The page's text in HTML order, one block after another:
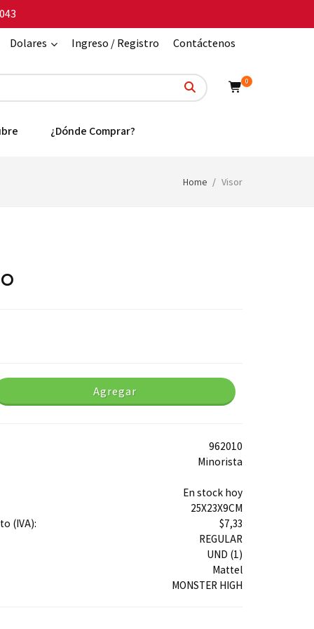
Dolares
Ingreso / Registro Contáctenos
0
¿Dónde Comprar?
Home Visor
Agregar
962010
Minorista
En stock hoy
25X23X9CM
(IVA):
$7,33
REGULAR
UND (1)
Mattel
MONSTER HIGH